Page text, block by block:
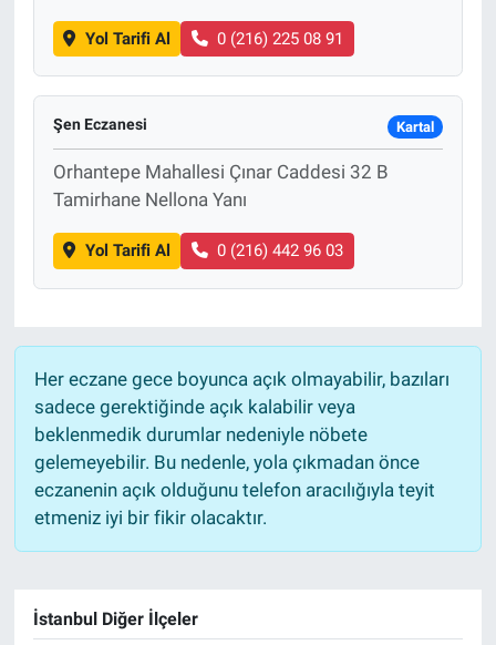
Yol Tarifi Al 0 (216) 225 08 91
Şen Eczanesi Kartal
Orhantepe Mahallesi Çınar Caddesi 32 B
Tamirhane Nellona Yanı
Yol Tarifi Al 0 (216) 442 96 03
Her eczane gece boyunca açık olmayabilir, bazıları
sadece gerektiğinde açık kalabilir veya
beklenmedik durumlar nedeniyle nöbete
gelemeyebilir. Bu nedenle, yola çıkmadan önce
eczanenin açık olduğunu telefon aracılığıyla teyit
etmeniz iyi bir fikir olacaktır.
İstanbul Diğer İlçeler